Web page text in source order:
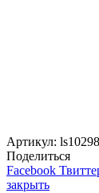
Артикул: ls10298
Поделиться
Facebook
закрыть